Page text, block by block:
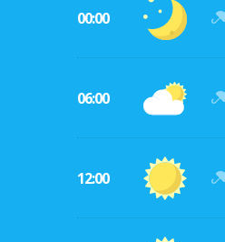
00:00
06:00
12:00